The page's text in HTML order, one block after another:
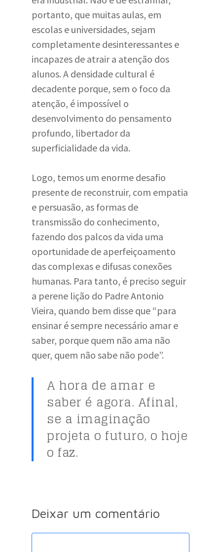
portanto, que muitas aulas, em
escolas e universidades, sejam
completamente desinteressantes e
incapazes de atrair a atenção dos
alunos. A densidade cultural é
decadente porque, sem o foco da
atenção, é impossível o
desenvolvimento do pensamento
profundo, libertador da
superficialidade da vida.
Logo, temos um enorme desafio
presente de reconstruir, com empatia
e persuasão, as formas de
transmissão do conhecimento,
fazendo dos palcos da vida uma
oportunidade de aperfeiçoamento
das complexas e difusas conexões
humanas. Para tanto, é preciso seguir
a perene lição do Padre Antonio
Vieira, quando bem disse que “para
ensinar é sempre necessário amar e
saber, porque quem não ama não
quer, quem não sabe não pode”.
A hora de amar e
saber é agora. Afinal,
se a imaginação
projeta o futuro, o hoje
o faz.
Deixar um comentário